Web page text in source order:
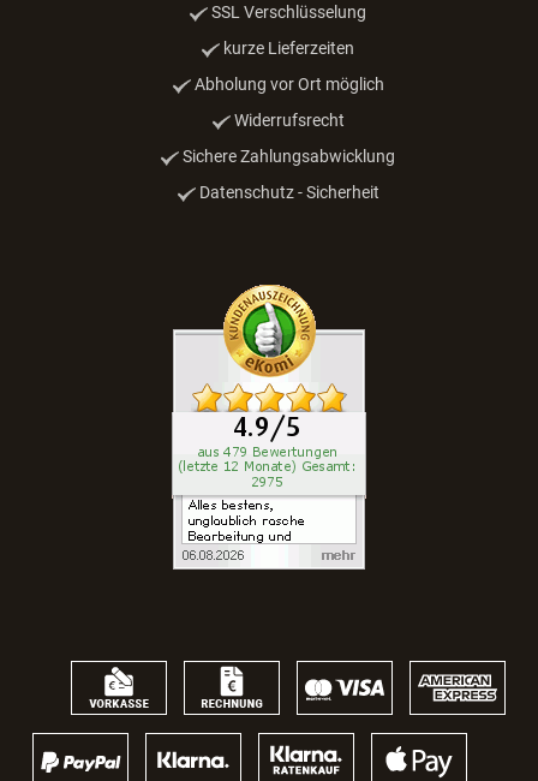
SSL Verschlüsselung
kurze Lieferzeiten
Abholung vor Ort möglich
Widerrufsrecht
Sichere Zahlungsabwicklung
Datenschutz - Sicherheit